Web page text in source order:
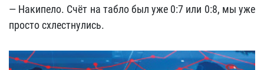
— Накипело. Счёт на табло был уже 0:7 или 0:8, мы уже
просто схлестнулись.